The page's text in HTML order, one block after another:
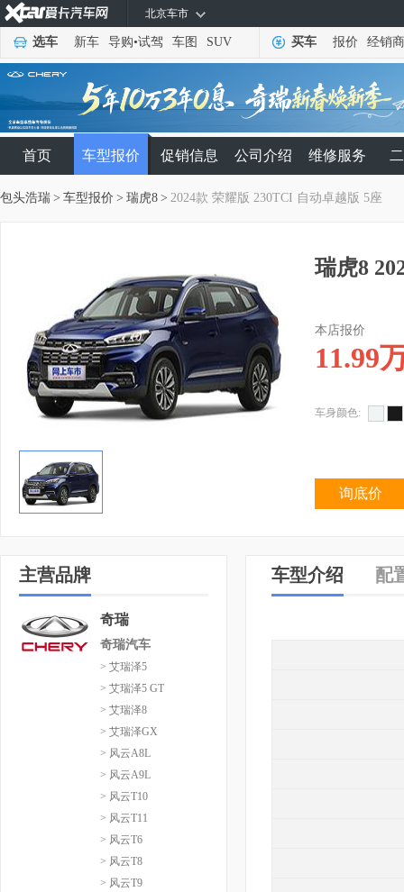
北京车市
选车 新车 导购•试驾 车图 SUV 买车 报价 经销商
首页 车型报价 促销信息 公司介绍 维修服务
包头浩瑞 > 车型报价 > 瑞虎8 > 2024款 荣耀版 230TCI 自动卓越版 5座
瑞虎8
本店报价
11.99
车身颜色:
询底价
主营品牌
奇瑞
奇瑞汽车
> 艾瑞泽5
> 艾瑞泽5 GT
> 艾瑞泽8
> 艾瑞泽GX
> 风云A8L
> 风云A9L
> 风云T10
> 风云T11
> 风云T6
> 风云T8
> 风云T9
车型介绍 配